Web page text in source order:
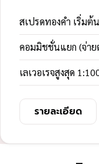
สเปรดทองคำ เริ่มต้
คอมมิชชั่นแยก (จ่าย
เลเวอเรจสูงสุด
รายละเอียด